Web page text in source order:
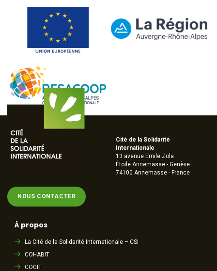
NOUS CONTACTER
Cité de la Solidarité
Internationale
13 avenue Emile Zola
Étoile Annemasse - Genève
74100 Annemasse - France
À propos
La Cité de la Solidarité Internationale – CSI
COHABIT
COGIT